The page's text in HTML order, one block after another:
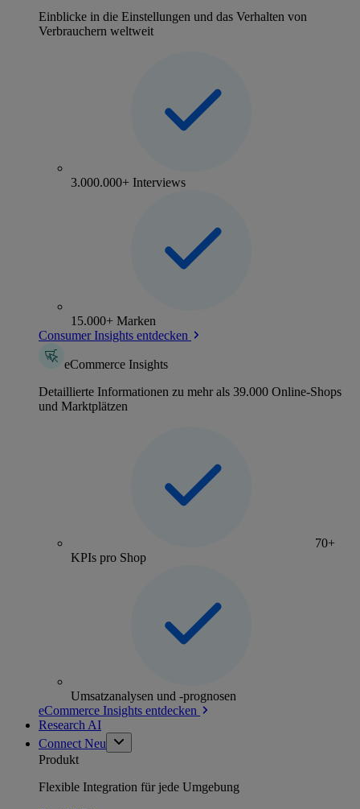
Einblicke in die Einstellungen und das Verhalten von
Verbrauchern weltweit
3.000.000+ Interviews
15.000+ Marken
Consumer Insights entdecken
eCommerce Insights
Detaillierte Informationen zu mehr als 39.000 Online-Shops
und Marktplätzen
70+
KPIs pro Shop
Umsatzanalysen und -prognosen
eCommerce Insights entdecken
Research AI
Connect Neu
Produkt
Flexible Integration für jede Umgebung